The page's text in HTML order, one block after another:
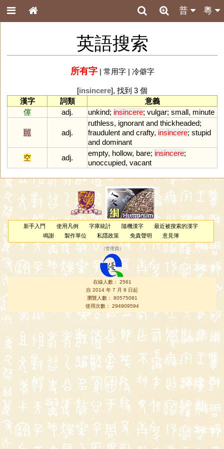
粵
普
英語搜索
所有字| 常用字| 冷僻字
[insincere], 找到 3 個
漢字
詞類
意義
僿
adj. unkind; insincere; vulgar; small, minute
嚚 adj.
ruthless, ignorant and thickheaded;
fraudulent and crafty, insincere; stupid
and dominant
空
adj.
empty, hollow, bare; insincere;
unoccupied, vacant
新手入門 使用凡例 字庫統計 隨機漢字
最近被搜索的漢字
鳴謝
製作單位 私隱政策 免責聲明 意見簿
（管理員 ）
在線人數： 2561
自 2014 年 7 月 8 日起
瀏覽人數： 80575081
使用次數： 294909594